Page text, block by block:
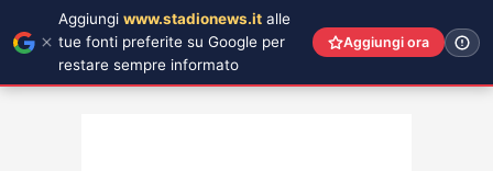
Aggiungi www.stadionews.it alle
tue fonti preferite su Google per
restare sempre informato
Aggiungi ora